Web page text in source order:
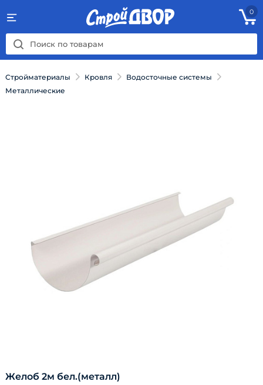
0
Стройматериалы Кровля
Водосточные системы
Металлические
Желоб 2м бел.(металл)